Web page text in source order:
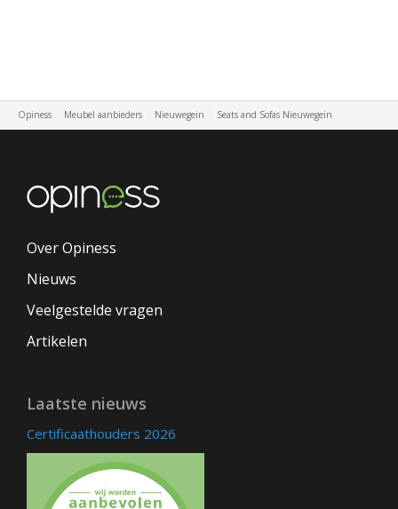
Opiness Meubel aanbieders Nieuwegein Seats and Sofas Nieuwegein
Over Opiness
Nieuws
Veelgestelde vragen
Artikelen
Laatste nieuws
Certificaathouders 2026